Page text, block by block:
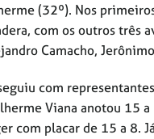
(32º). Nos
com os outros três
Camacho,
com
Viana anotou 15
com placar de 15 a 8.